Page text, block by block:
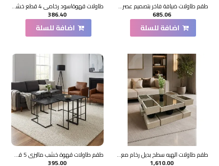
طقم طاولات ضيافة فاخر بتصميم عصري وأنيق، يتكون من طاولة وسط رئيسية مع طاولات جانبية متناسقة
685.06
اضافة للسلة
طاولات قهوةاسود رخامي 4 قطع خشب ماليزي
386.40
اضافة للسلة
طقم طاولات الهبه سطح بديل رخام مع مراية 5قطع
1,610.00
طقم طاولات قهوة خشب ماليزي 5 قطع - اسود رخامي
395.00